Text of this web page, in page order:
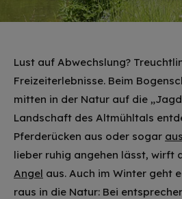
Lust auf Abwechslung?
Freizeiterlebnisse. Beim
mitten in der Natur auf die
Landschaft des Altmühltals
Pferderücken aus oder sogar
lieber ruhig angehen lässt, wirft
Angel aus. Auch im Winter geht
raus in die Natur: Bei